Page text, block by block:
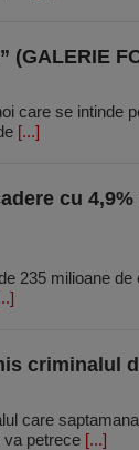
care se intinde
[...]
cu
235 milioane
criminalul
care
va petrece [...]